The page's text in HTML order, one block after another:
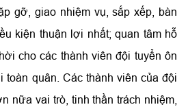
gỡ, giao nhiệm vụ, sắp xếp, bàn
kiện thuận lợi nhất; quan tâm hỗ
cho các thành viên đội tuyển ôn
toàn quân. Các thành viên của đội
nữa vai trò, tinh thần trách nhiệm,